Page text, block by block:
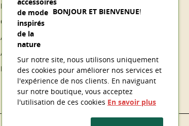
Retours produit
Commandes
Avoirs
Adresses
Bons de réduction
BONJOUR ET BIENVENUE!
Sur notre site, nous utilisons uniquement
des cookies pour améliorer nos services et
l'expérience de nos clients. En naviguant
sur notre boutique, vous acceptez
l'utilisation de ces cookies En savoir plus